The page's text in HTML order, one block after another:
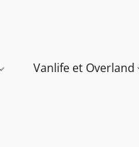
Vanlife et Overland